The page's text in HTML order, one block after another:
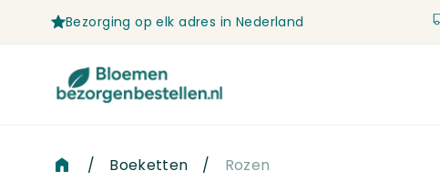
Bezorging op elk adres in Nederland
/ Boeketten / Rozen